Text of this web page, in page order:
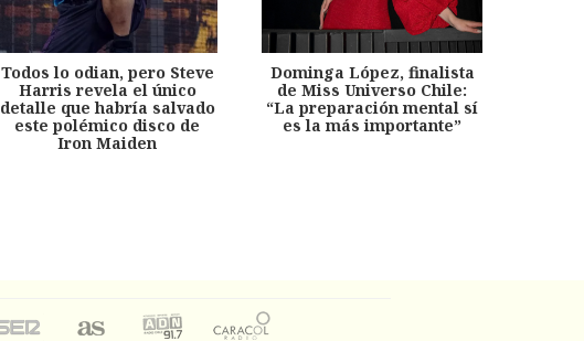
Todos lo odian, pero Steve
Harris revela el único
detalle que habría salvado
este polémico disco de
Iron Maiden
Dominga López, finalista
de Miss Universo Chile:
“La preparación mental sí
es la más importante”